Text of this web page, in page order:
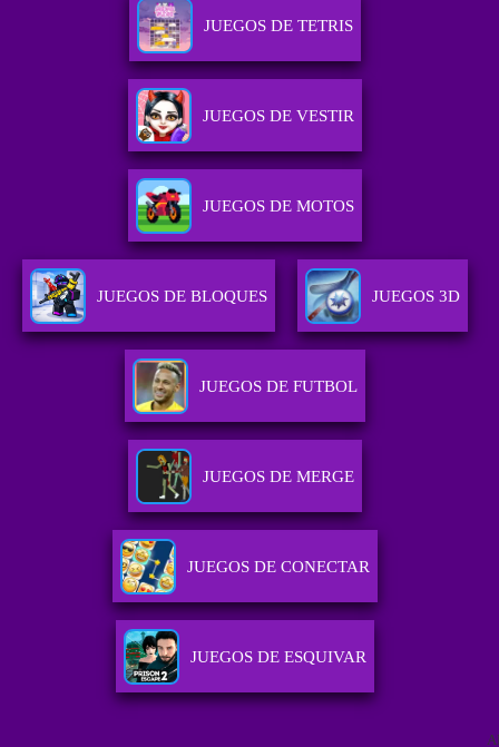
JUEGOS DE TETRIS
JUEGOS DE VESTIR
JUEGOS DE MOTOS
JUEGOS DE BLOQUES JUEGOS 3D
JUEGOS DE FUTBOL
JUEGOS DE MERGE
JUEGOS DE CONECTAR
JUEGOS DE ESQUIVAR